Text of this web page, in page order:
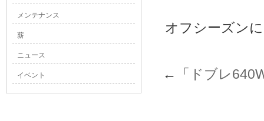
オフシーズン
←「 ドブレ
メンテナンス
薪
ニュース
イベント